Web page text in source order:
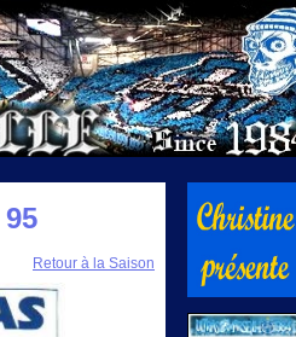
Retour à la Saison